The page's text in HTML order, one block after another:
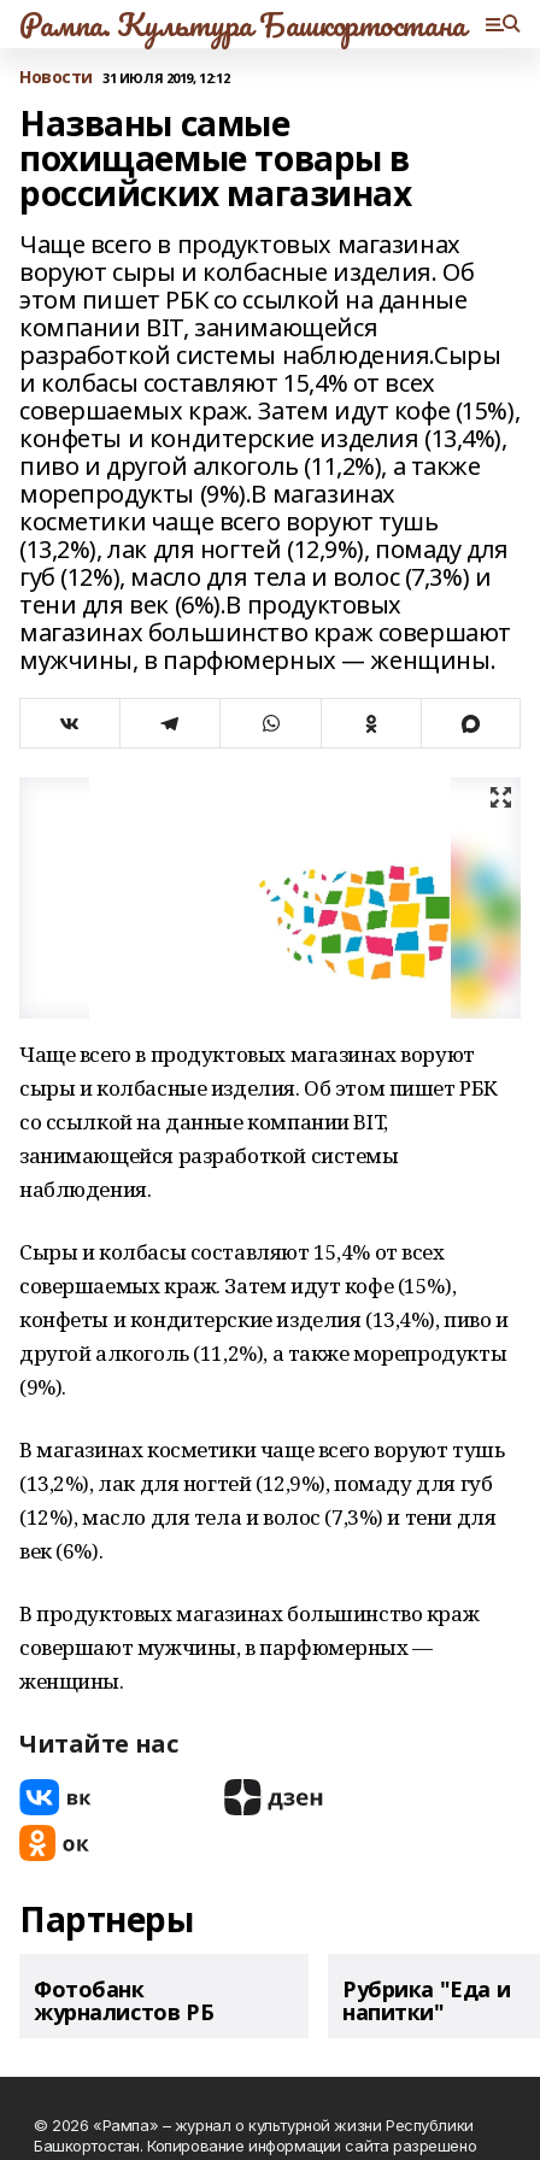
Рампа. Культура Башкортостана
Новости 31 ИЮЛЯ 2019, 12:12
Названы самые
похищаемые товары в
российских магазинах
Чаще всего в продуктовых магазинах
воруют сыры и колбасные изделия. Об
этом пишет РБК со ссылкой на данные
компании BIT, занимающейся
разработкой системы наблюдения.Сыры
и колбасы составляют 15,4% от всех
совершаемых краж. Затем идут кофе (15%),
конфеты и кондитерские изделия (13,4%),
пиво и другой алкоголь (11,2%), а также
морепродукты (9%).В магазинах
косметики чаще всего воруют тушь
(13,2%), лак для ногтей (12,9%), помаду для
губ (12%), масло для тела и волос (7,3%) и
тени для век (6%).В продуктовых
магазинах большинство краж совершают
мужчины, в парфюмерных — женщины.
Чаще всего в продуктовых магазинах воруют
сыры и колбасные изделия. Об этом пишет РБК
со ссылкой на данные компании BIT,
занимающейся разработкой системы
наблюдения.
Сыры и колбасы составляют 15,4% от всех
совершаемых краж. Затем идут кофе (15%),
конфеты и кондитерские изделия (13,4%), пиво и
другой алкоголь (11,2%), а также морепродукты
(9%).
В магазинах косметики чаще всего воруют тушь
(13,2%), лак для ногтей (12,9%), помаду для губ
(12%), масло для тела и волос (7,3%) и тени для
век (6%).
В продуктовых магазинах большинство краж
совершают мужчины, в парфюмерных —
женщины.
Читайте нас
Партнеры
Фотобанк
журналистов РБ
Рубрика "Еда и
напитки"
© 2026 «Рампа» – журнал о культурной жизни Республики
Башкортостан. Копирование информации сайта разрешено